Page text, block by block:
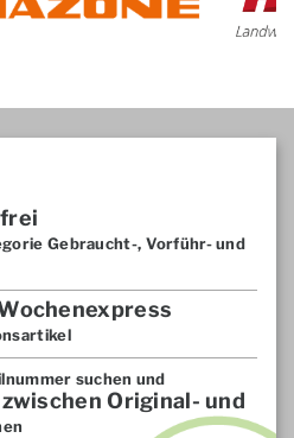
Gebraucht-, Vorführ- und
suchen und
Original- und